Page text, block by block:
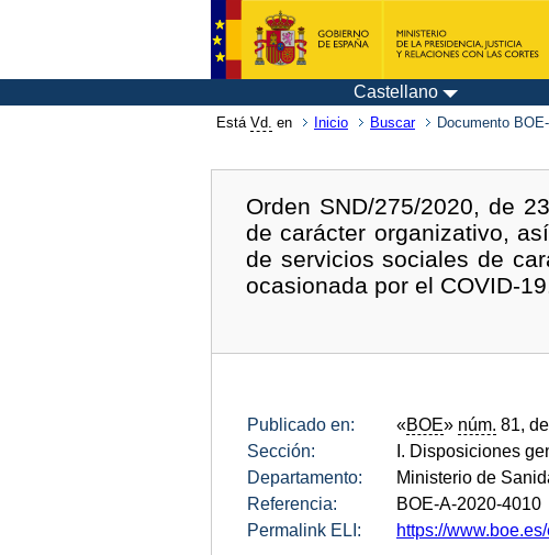
Castellano
Está Vd. en Inicio Buscar Documento
Orden SND/275/2020, de
de carácter organizativo,
de servicios sociales de
ocasionada por el COVID-
Publicado en: «BOE» núm. 81,
Sección:
I. Disposiciones
Departamento:
Ministerio de
Referencia:
BOE-A-2020-4010
Permalink ELI:
https://